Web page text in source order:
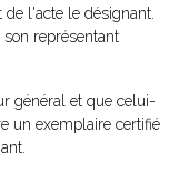
l'acte le désignant.
son représentant
général et que celui-
un exemplaire certifié